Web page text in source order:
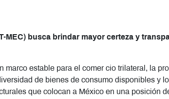
MEC) busca brindar mayor certeza y
marco estable para el comer cio trilateral, la
de bienes de consumo disponibles y
que colocan a México en una posición